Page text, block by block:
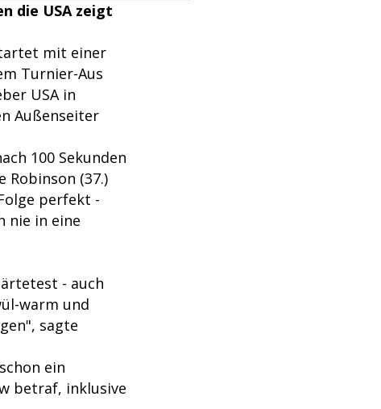
die USA zeigt
mit einer
Turnier-Aus
USA in
Außenseiter
100 Sekunden
Robinson (37.)
perfekt -
nie in eine
- auch
warm und
sagte
ein
betraf, inklusive